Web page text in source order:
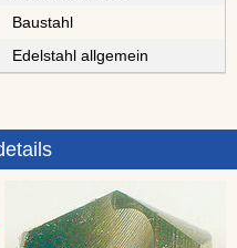
⁠⁠⁠⁠⁠⁠Baustahl
Edelstahl allgemein